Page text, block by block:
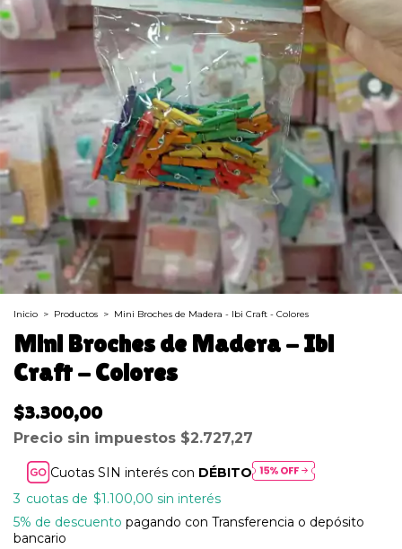
Inicio > Productos > Mini Broches de Madera - Ibi Craft - Colores
Mini Broches de Madera - Ibi
Craft - Colores
$3.300,00
Precio sin impuestos $2.727,27
Cuotas SIN interés con DÉBITO
3
$1.100,00 sin interés
5% de descuento pagando con Transferencia o depósito
bancario